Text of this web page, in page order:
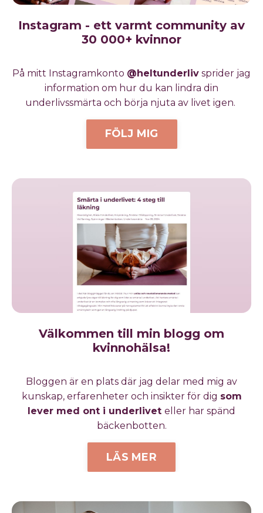
Instagram - ett varmt community av
30 000+ kvinnor
På mitt Instagramkonto @heltunderliv sprider jag
information om hur du kan lindra din
underlivssmärta och börja njuta av livet igen.
FÖLJ MIG
Välkommen till min blogg om
kvinnohälsa!
Bloggen är en plats där jag delar med mig av
kunskap, erfarenheter och insikter för dig som
lever med ont i underlivet eller har spänd
bäckenbotten.
LÄS MER